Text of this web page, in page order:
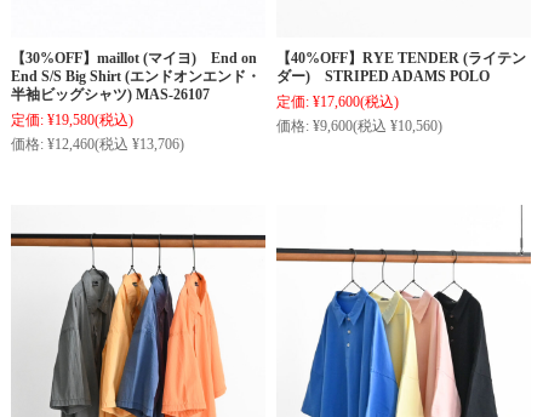
【30%OFF】maillot (マイヨ) End on
End S/S Big Shirt (エンドオンエンド・
半袖ビッグシャツ) MAS-26107
定価: ¥19,580(税込)
価格: ¥12,460(税込 ¥13,706)
【40%OFF】RYE TENDER (ライテン
ダー) STRIPED ADAMS POLO
定価: ¥17,600(税込)
価格: ¥9,600(税込 ¥10,560)